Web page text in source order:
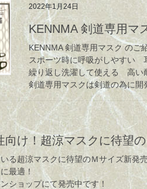
2022年1月24日
KENNMA 剣道専用マ
KENNMA 剣道専用マスク のご
スポーツ時に呼吸がしやすい
繰り返し洗濯して使える 高い
剣道専用マスクは剣道の為に開
向け！超涼マスクに待望
る超涼マスクに待望のＭサイズ新発
最適！
ショップにて発売中です！